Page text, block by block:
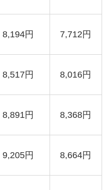
8,194円 7,712円
8,517円 8,016円
8,891円 8,368円
9,205円 8,664円